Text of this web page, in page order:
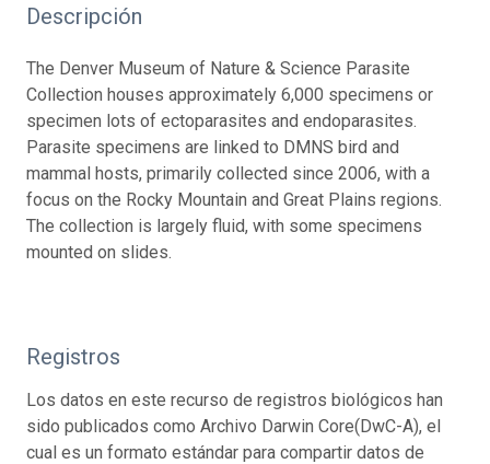
Descripción
The Denver Museum of Nature & Science Parasite
Collection houses approximately 6,000 specimens or
specimen lots of ectoparasites and endoparasites.
Parasite specimens are linked to DMNS bird and
mammal hosts, primarily collected since 2006, with a
focus on the Rocky Mountain and Great Plains regions.
The collection is largely fluid, with some specimens
mounted on slides.
Registros
Los datos en este recurso de registros biológicos han
sido publicados como Archivo Darwin Core(DwC-A), el
cual es un formato estándar para compartir datos de